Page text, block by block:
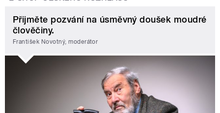
Přijměte pozvání na úsměvný doušek moudré
člověčiny.
František Novotný, moderátor